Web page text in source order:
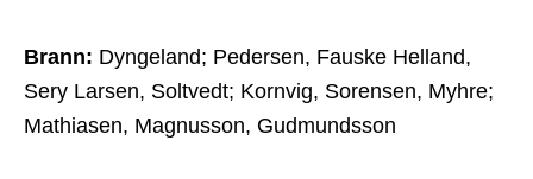
Brann: Dyngeland; Pedersen, Fauske Helland,
Sery Larsen, Soltvedt; Kornvig, Sorensen, Myhre;
Mathiasen, Magnusson, Gudmundsson